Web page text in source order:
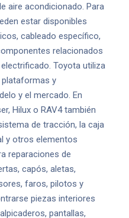
aire acondicionado. Para
estar disponibles
cableado específico,
relacionados
Toyota utiliza
y
y el mercado. En
Hilux o RAV4 también
de tracción, la caja
y otros elementos
reparaciones de
capós, aletas,
faros, pilotos y
piezas interiores
pantallas,